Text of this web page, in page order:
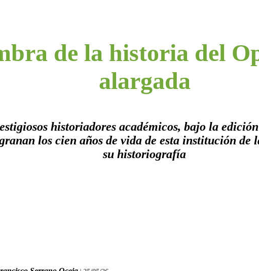
de la historia del
alargada
historiadores académicos, bajo la
los cien años de vida de esta institución de
su historiografía